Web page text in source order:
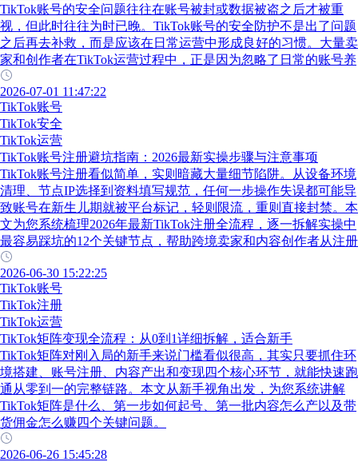
TikTok账号的安全问题往往在账号被封或数据被盗之后才被重
视，但此时往往为时已晚。TikTok账号的安全防护不是出了问题
之后再去补救，而是应该在日常运营中形成良好的习惯。大量卖
家和创作者在TikTok运营过程中，正是因为忽略了日常的账号养
2026-07-01 11:47:22
TikTok账号
TikTok安全
TikTok运营
TikTok账号注册避坑指南：2026最新实操步骤与注意事项
TikTok账号注册看似简单，实则暗藏大量细节陷阱。从设备环境
清理、节点IP选择到资料填写规范，任何一步操作失误都可能导
致账号在新生儿期就被平台标记，轻则限流，重则直接封禁。本
文为您系统梳理2026年最新TikTok注册全流程，逐一拆解实操中
最容易踩坑的12个关键节点，帮助跨境卖家和内容创作者从注册
2026-06-30 15:22:25
TikTok账号
TikTok注册
TikTok运营
TikTok矩阵变现全流程：从0到1详细拆解，适合新手
TikTok矩阵对刚入局的新手来说门槛看似很高，其实只要抓住环
境搭建、账号注册、内容产出和变现四个核心环节，就能快速跑
通从零到一的完整链路。本文从新手视角出发，为您系统讲解
TikTok矩阵是什么、第一步如何起号、第一批内容怎么产以及带
货佣金怎么赚四个关键问题。
2026-06-26 15:45:28